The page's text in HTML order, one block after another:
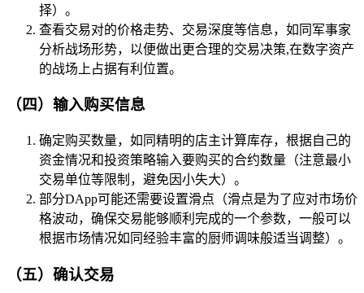
择）。
查看交易对的价格走势、交易深度等信息，如同军事家
分析战场形势，以便做出更合理的交易决策,在数字资产
的战场上占据有利位置。
（四）输入购买信息
确定购买数量，如同精明的店主计算库存，根据自己的
资金情况和投资策略输入要购买的合约数量（注意最小
交易单位等限制，避免因小失大）。
部分DApp可能还需要设置滑点（滑点是为了应对市场价
格波动，确保交易能够顺利完成的一个参数，一般可以
根据市场情况如同经验丰富的厨师调味般适当调整）。
（五）确认交易